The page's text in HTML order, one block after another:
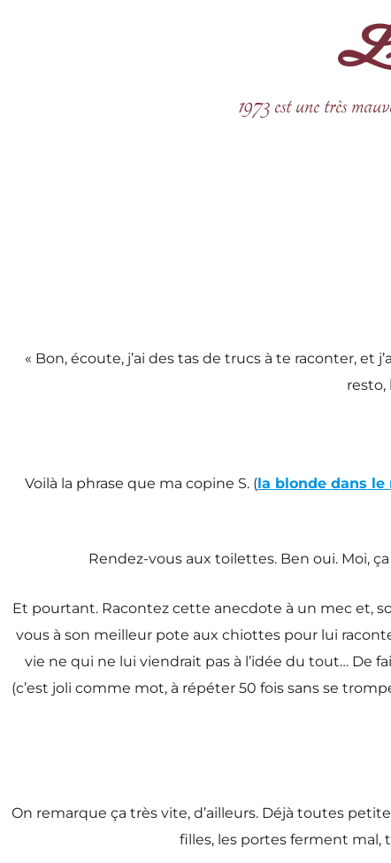
1973 est une très
« Bon, écoute, j’ai des tas de trucs à te raconter,
resto,
Voilà la phrase que ma copine S. (la blonde dans
Rendez-vous aux toilettes. Ben oui. Moi,
Et pourtant. Racontez cette anecdote à un mec et,
vous à son meilleur pote aux chiottes pour lui
vie ne qui ne lui viendrait pas à l’idée du tout… De
(c’est joli comme mot, à répéter 50 fois sans se
On remarque ça très vite, d’ailleurs. Déjà toutes
filles, les portes ferment mal,